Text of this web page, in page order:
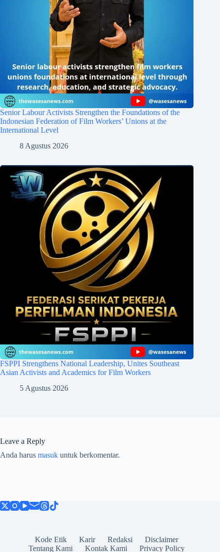
Senior Labour Activists Strengthen the Foundations of the
Indonesian Federation of Film Workers’ Unions at the
International Level
8 Agustus 2026
FSPPI Strengthens National Leadership, Unites Southeast
Asian Activists and Academics for Film Workers
5 Agustus 2026
Leave a Reply
Anda harus masuk untuk berkomentar.
Kode Etik Karir Redaksi
Disclaimer
Tentang Kami
Kontak Kami Privacy Policy